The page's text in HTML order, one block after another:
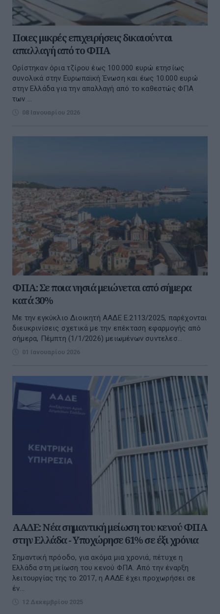
Ποιες μικρές επιχειρήσεις δικαιούνται
απαλλαγή από το ΦΠΑ
Ορίστηκαν όρια τζίρου έως 100.000 ευρώ ετησίως
συνολικά στην Ευρωπαϊκή Ένωση και έως 10.000 ευρώ
στην Ελλάδα για την απαλλαγή από το καθεστώς ΦΠΑ
των ...
08 Ιανουαρίου 2026
ΦΠΑ: Σε ποια νησιά μειώνεται από σήμερα
κατά 30%
Με την εγκύκλιο Διοικητή ΑΑΔΕ Ε.2113/2025, παρέχονται
διευκρινίσεις σχετικά με την επέκταση εφαρμογής από
σήμερα, Πέμπτη (1/1/2026) μειωμένων συντελεσ...
01 Ιανουαρίου 2026
ΑΑΔΕ: Νέα σημαντική μείωση του κενού ΦΠΑ
στην Ελλάδα - Υποχώρησε 61% σε έξι χρόνια
Σημαντική πρόοδο, για ακόμα μια χρονιά, πέτυχε η
Ελλάδα στη μείωση του κενού ΦΠΑ. Από την έναρξη
λειτουργίας της το 2017, η ΑΑΔΕ έχει προχωρήσει σε
έν...
12 Δεκεμβρίου 2025